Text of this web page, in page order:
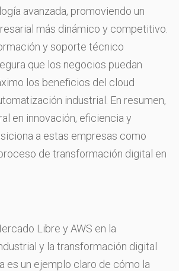
avanzada, promoviendo un
más dinámico y competitivo.
y soporte técnico
que los negocios puedan
los beneficios del cloud
industrial. En resumen,
en innovación, eficiencia y
a estas empresas como
de transformación digital en
Libre y AWS en la
y la transformación digital
es un ejemplo claro de cómo la